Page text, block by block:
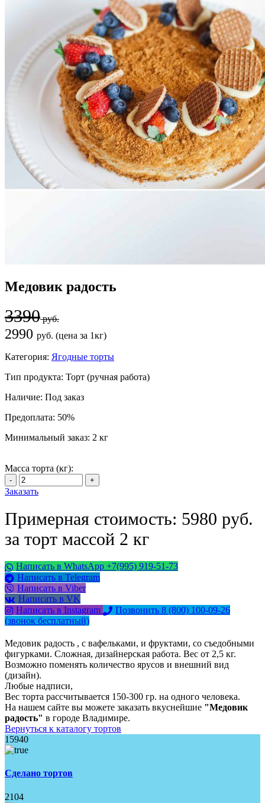
Медовик радость
3390руб.
2990 руб. (цена за 1кг)
Категория: Ягодные торты
Тип продукта: Торт (ручная работа)
Наличие: Под заказ
Предоплата: 50%
Минимальный заказ: 2 кг
Масса торта (кг):
Заказать
Примерная стоимость: 5980 руб.
за торт массой 2 кг
Написать в WhatsApp +7(995) 919-51-73
Написать в Telegram
Написать в Viber
Написать в VK
Написать в Instagram
Позвонить 8 (800) 100-09-26
(звонок бесплатный)
Медовик радость , с вафельками, и фруктами, со съедобными
фигурками. Сложная, дизайнерская работа. Вес от 2,5 кг.
Возможно поменять количество ярусов и внешний вид
(дизайн).
Любые надписи,
Вес торта рассчитывается 150-300 гр. на одного человека.
На нашем сайте вы можете заказать вкуснейшие "Медовик
радость" в городе Владимире.
Вернуться к каталогу тортов
15940
Сделано тортов
2104